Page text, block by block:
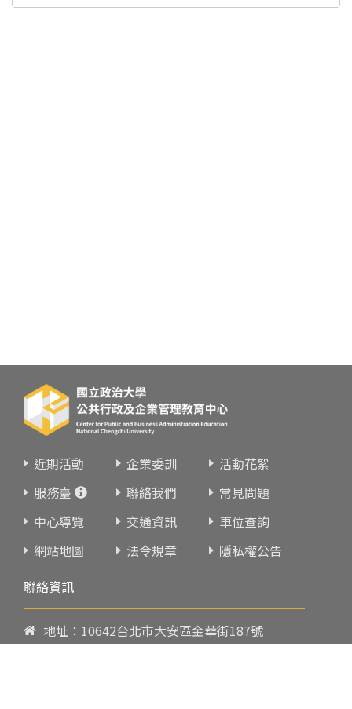
近期活動 企業委訓
活動花絮
服務臺
聯絡我們
常見問題
中心導覽
交通資訊
車位查詢
網站地圖
法令規章
隱私權公告
聯絡資訊
地址：10642台北市大安區金華街187號